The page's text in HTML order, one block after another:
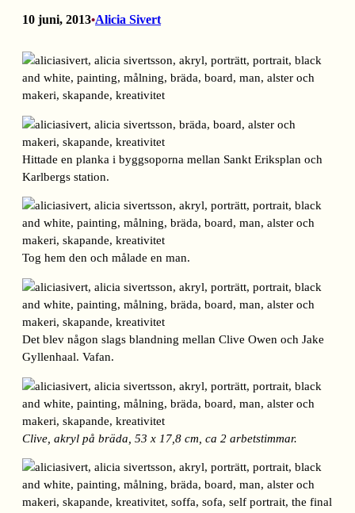
10 juni, 2013•Alicia Sivert
Hittade en planka i byggsoporna mellan Sankt Eriksplan och
Karlbergs station.
Tog hem den och målade en man.
Det blev någon slags blandning mellan Clive Owen och Jake
Gyllenhaal. Vafan.
Clive, akryl på bräda, 53 x 17,8 cm, ca 2 arbetstimmar.